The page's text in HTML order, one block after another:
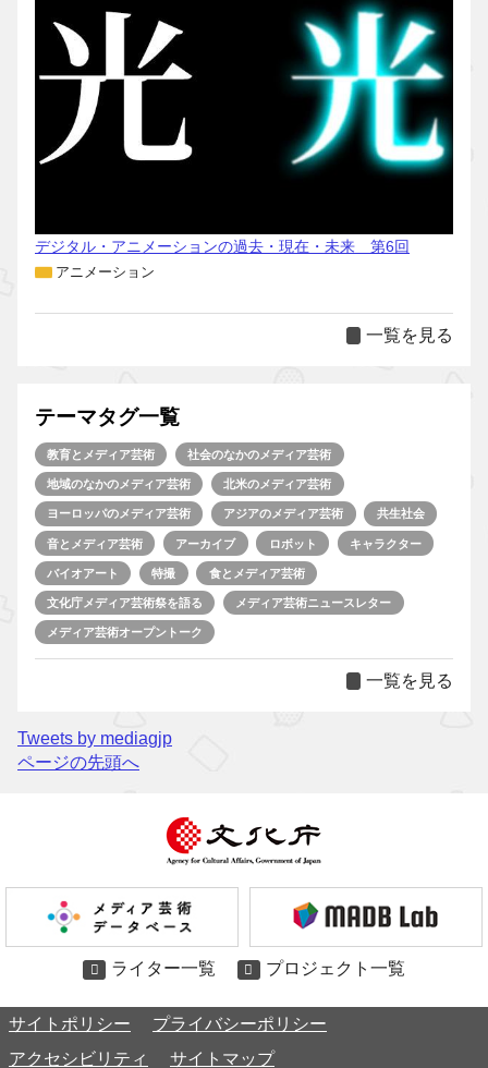
デジタル・アニメーションの過去・現在・未来 第6回
アニメーション
一覧を見る
テーマタグ一覧
教育とメディア芸術 社会のなかのメディア芸術
地域のなかのメディア芸術 北米のメディア芸術
ヨーロッパのメディア芸術 アジアのメディア芸術 共生社会
音とメディア芸術 アーカイブ ロボット キャラクター
バイオアート 特撮 食とメディア芸術
文化庁メディア芸術祭を語る メディア芸術ニュースレター
メディア芸術オープントーク
一覧を見る
Tweets by mediagjp
ページの先頭へ
ライター一覧 プロジェクト一覧
サイトポリシー
プライバシーポリシー
アクセシビリティ
サイトマップ